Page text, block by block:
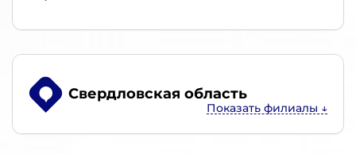
Свердловская область